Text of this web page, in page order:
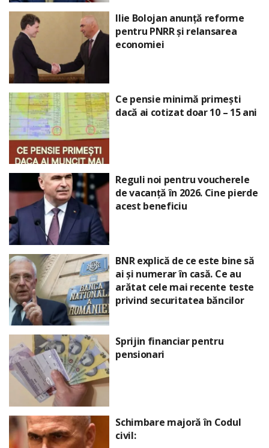
Ilie Bolojan anunță reforme
pentru PNRR și relansarea
economiei
Ce pensie minimă primești
dacă ai cotizat doar 10 – 15 ani
Reguli noi pentru voucherele
de vacanță în 2026. Cine pierde
acest beneficiu
BNR explică de ce este bine să
ai și numerar în casă. Ce au
arătat cele mai recente teste
privind securitatea băncilor
Sprijin financiar pentru
pensionari
Schimbare majoră în Codul
civil: